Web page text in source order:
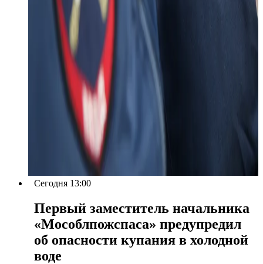
Сегодня 13:00
Первый заместитель начальника
«Мособлпожспаса» предупредил
об опасности купания в холодной
воде